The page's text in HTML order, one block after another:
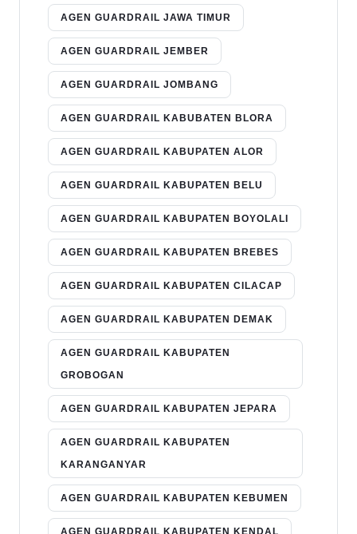
AGEN GUARDRAIL JAWA TIMUR
AGEN GUARDRAIL JEMBER
AGEN GUARDRAIL JOMBANG
AGEN GUARDRAIL KABUBATEN BLORA
AGEN GUARDRAIL KABUPATEN ALOR
AGEN GUARDRAIL KABUPATEN BELU
AGEN GUARDRAIL KABUPATEN BOYOLALI
AGEN GUARDRAIL KABUPATEN BREBES
AGEN GUARDRAIL KABUPATEN CILACAP
AGEN GUARDRAIL KABUPATEN DEMAK
AGEN GUARDRAIL KABUPATEN
GROBOGAN
AGEN GUARDRAIL KABUPATEN JEPARA
AGEN GUARDRAIL KABUPATEN
KARANGANYAR
AGEN GUARDRAIL KABUPATEN KEBUMEN
AGEN GUARDRAIL KABUPATEN KENDAL